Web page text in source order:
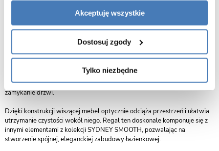
Akceptuję wszystkie
Dostosuj zgody
Tylko niezbędne
uporządkowanie codziennych akcesoriów – od ręczników i kosmetyków
po środki czystości – przy zachowaniu estetyki i ładu w przestrzeni
łazienkowej.
Korpus mebla wykonano z trwałej płyty MDF i pokryto wysokiej jakości
folią meblową, która skutecznie chroni powierzchnię przed działaniem
intensywnie użytkowanych łazienek. System cichego domykania zwiększa
komfort użytkowania, eliminując hałas i zapewniając płynne, łagodne
zamykanie drzwi.
Dzięki konstrukcji wiszącej mebel optycznie odciąża przestrzeń i ułatwia
utrzymanie czystości wokół niego. Regał ten doskonale komponuje się z
innymi elementami z kolekcji SYDNEY SMOOTH, pozwalając na
stworzenie spójnej, eleganckiej zabudowy łazienkowej.